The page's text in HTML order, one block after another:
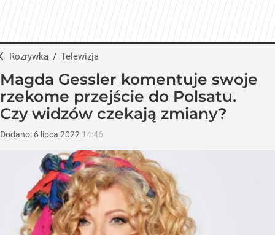
Rozrywka / Telewizja
Magda Gessler komentuje swoje
rzekome przejście do Polsatu.
Czy widzów czekają zmiany?
Dodano: 6 lipca 2022 14:46